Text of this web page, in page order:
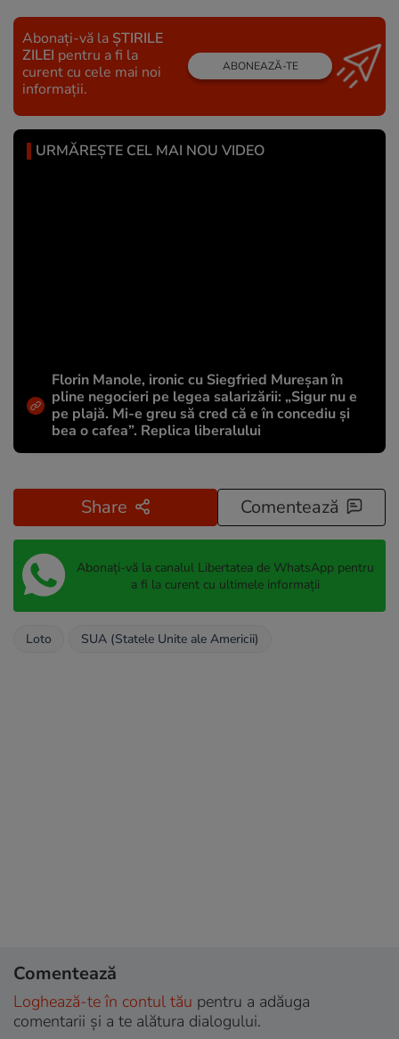
Abonați-vă la ȘTIRILE
ZILEI pentru a fi la
curent cu cele mai noi
informații.
ABONEAZĂ-TE
URMĂREȘTE CEL MAI NOU VIDEO
Florin Manole, ironic cu Siegfried Mureșan în
pline negocieri pe legea salarizării: „Sigur nu e
pe plajă. Mi-e greu să cred că e în concediu și
bea o cafea”. Replica liberalului
Share Comentează
Abonați-vă la canalul Libertatea de WhatsApp pentru
a fi la curent cu ultimele informații
Loto SUA (Statele Unite ale Americii)
Comentează
Loghează-te în contul tău pentru a adăuga
comentarii și a te alătura dialogului.